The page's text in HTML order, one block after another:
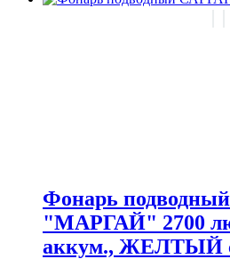
Фонарь
"МАРГАЙ" 2700
аккум., ЖЕЛТЫЙ